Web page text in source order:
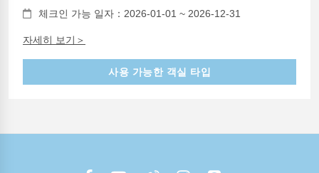
체크인 가능 일자：2026-01-01 ~ 2026-12-31
자세히 보기＞
사용 가능한 객실 타입